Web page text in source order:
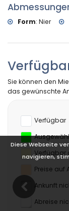
Diese Webseite
navigieren,
Form: Nier
Sie können den
das gewünschte
Verfügbar
Verfügbar
Preise auf
Ankunft
Abreise